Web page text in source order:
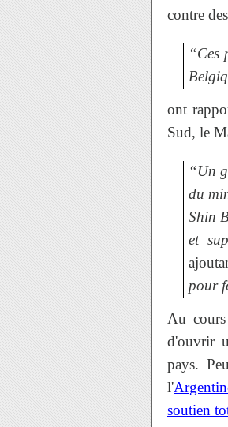
contre
“Ces
ont
Sud, le
“Un
du
Shin
et
pour
Au
d'ouvrir
pays.
l'
soutien